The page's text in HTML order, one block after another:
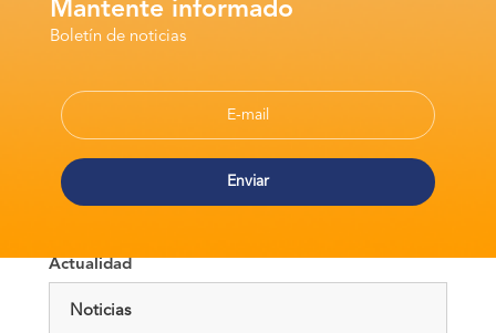
Mantente informado
Boletín de noticias
Actualidad
Noticias